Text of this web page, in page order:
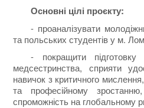
Основні цілі проєкту:
- проаналізувати
та польських студентів у м.
- покращити підготовку
медсестринства, сприяти
навичок з критичного
та професійному
спроможність на глобальному